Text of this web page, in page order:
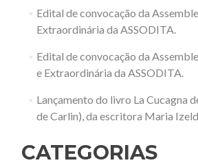
Edital de convocação da
Extraordinária da ASSODITA.
Edital de convocação da
e Extraordinária da ASSODITA.
Lançamento do livro La Cucagna
de Carlin), da escritora Maria
CATEGORIAS